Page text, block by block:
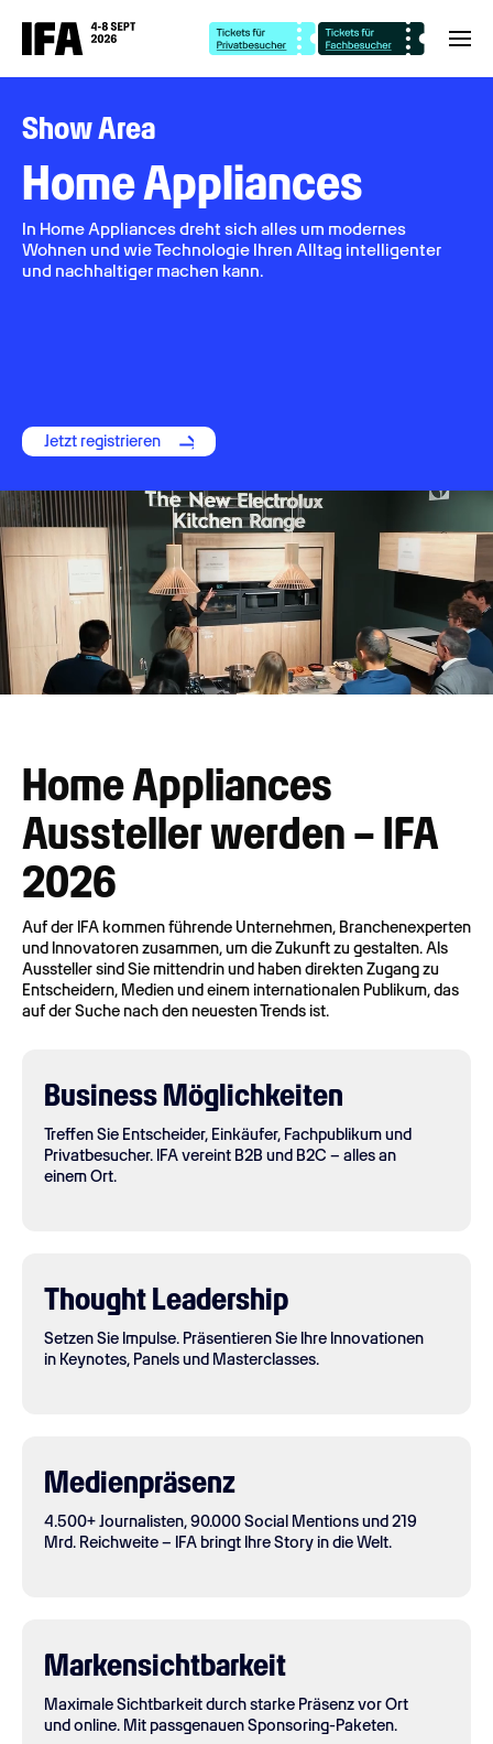
Show Area
Home Appliances
In Home Appliances dreht sich alles um modernes
Wohnen und wie Technologie Ihren Alltag intelligenter
und nachhaltiger machen kann.
Jetzt registrieren
Home Appliances
Aussteller werden – IFA
2026
Auf der IFA kommen führende Unternehmen, Branchenexperten
und Innovatoren zusammen, um die Zukunft zu gestalten. Als
Aussteller sind Sie mittendrin und haben direkten Zugang zu
Entscheidern, Medien und einem internationalen Publikum, das
auf der Suche nach den neuesten Trends ist.
Business Möglichkeiten
Treffen Sie Entscheider, Einkäufer, Fachpublikum und
Privatbesucher. IFA vereint B2B und B2C – alles an
einem Ort.
Thought Leadership
Setzen Sie Impulse. Präsentieren Sie Ihre Innovationen
in Keynotes, Panels und Masterclasses.
Medienpräsenz
4.500+ Journalisten, 90.000 Social Mentions und 219
Mrd. Reichweite – IFA bringt Ihre Story in die Welt.
Markensichtbarkeit
Maximale Sichtbarkeit durch starke Präsenz vor Ort
und online. Mit passgenauen Sponsoring-Paketen.